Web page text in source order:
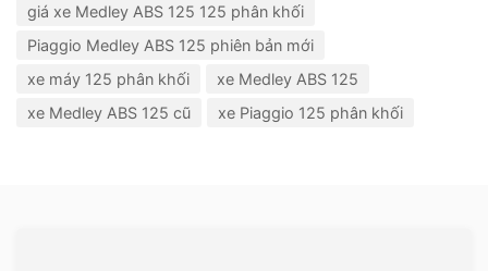
giá xe Medley ABS 125 125 phân khối
Piaggio Medley ABS 125 phiên bản mới
xe máy 125 phân khối
xe Medley ABS 125
xe Medley ABS 125 cũ
xe Piaggio 125 phân khối